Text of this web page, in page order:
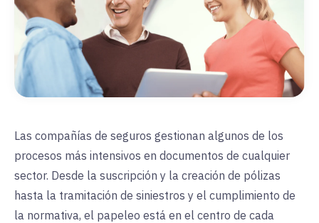
Las compañías de seguros gestionan algunos de los
procesos más intensivos en documentos de cualquier
sector. Desde la suscripción y la creación de pólizas
hasta la tramitación de siniestros y el cumplimiento de
la normativa, el papeleo está en el centro de cada